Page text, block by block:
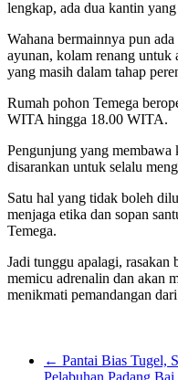
lengkap, ada dua kantin
Wahana bermainnya pun
ayunan, kolam renang untuk
yang masih dalam tahap
Rumah pohon Temega
WITA hingga 18.00 WITA.
Pengunjung yang membawa
disarankan untuk selalu
Satu hal yang tidak boleh
menjaga etika dan sopan
Temega.
Jadi tunggu apalagi, rasakan
memicu adrenalin dan akan
menikmati pemandangan
← Pantai Bias Tugel,